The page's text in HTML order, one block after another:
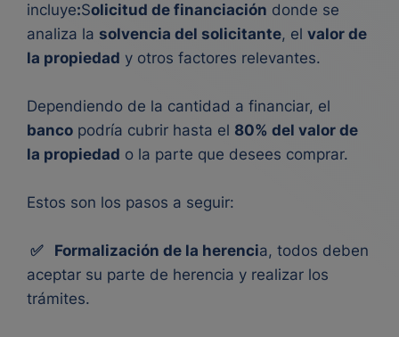
incluye:Solicitud de financiación donde se
analiza la solvencia del solicitante, el valor de
la propiedad y otros factores relevantes.
Dependiendo de la cantidad a financiar, el
banco podría cubrir hasta el 80% del valor de
la propiedad o la parte que desees comprar.
Estos son los pasos a seguir:
✅ Formalización de la herencia, todos deben
aceptar su parte de herencia y realizar los
trámites.